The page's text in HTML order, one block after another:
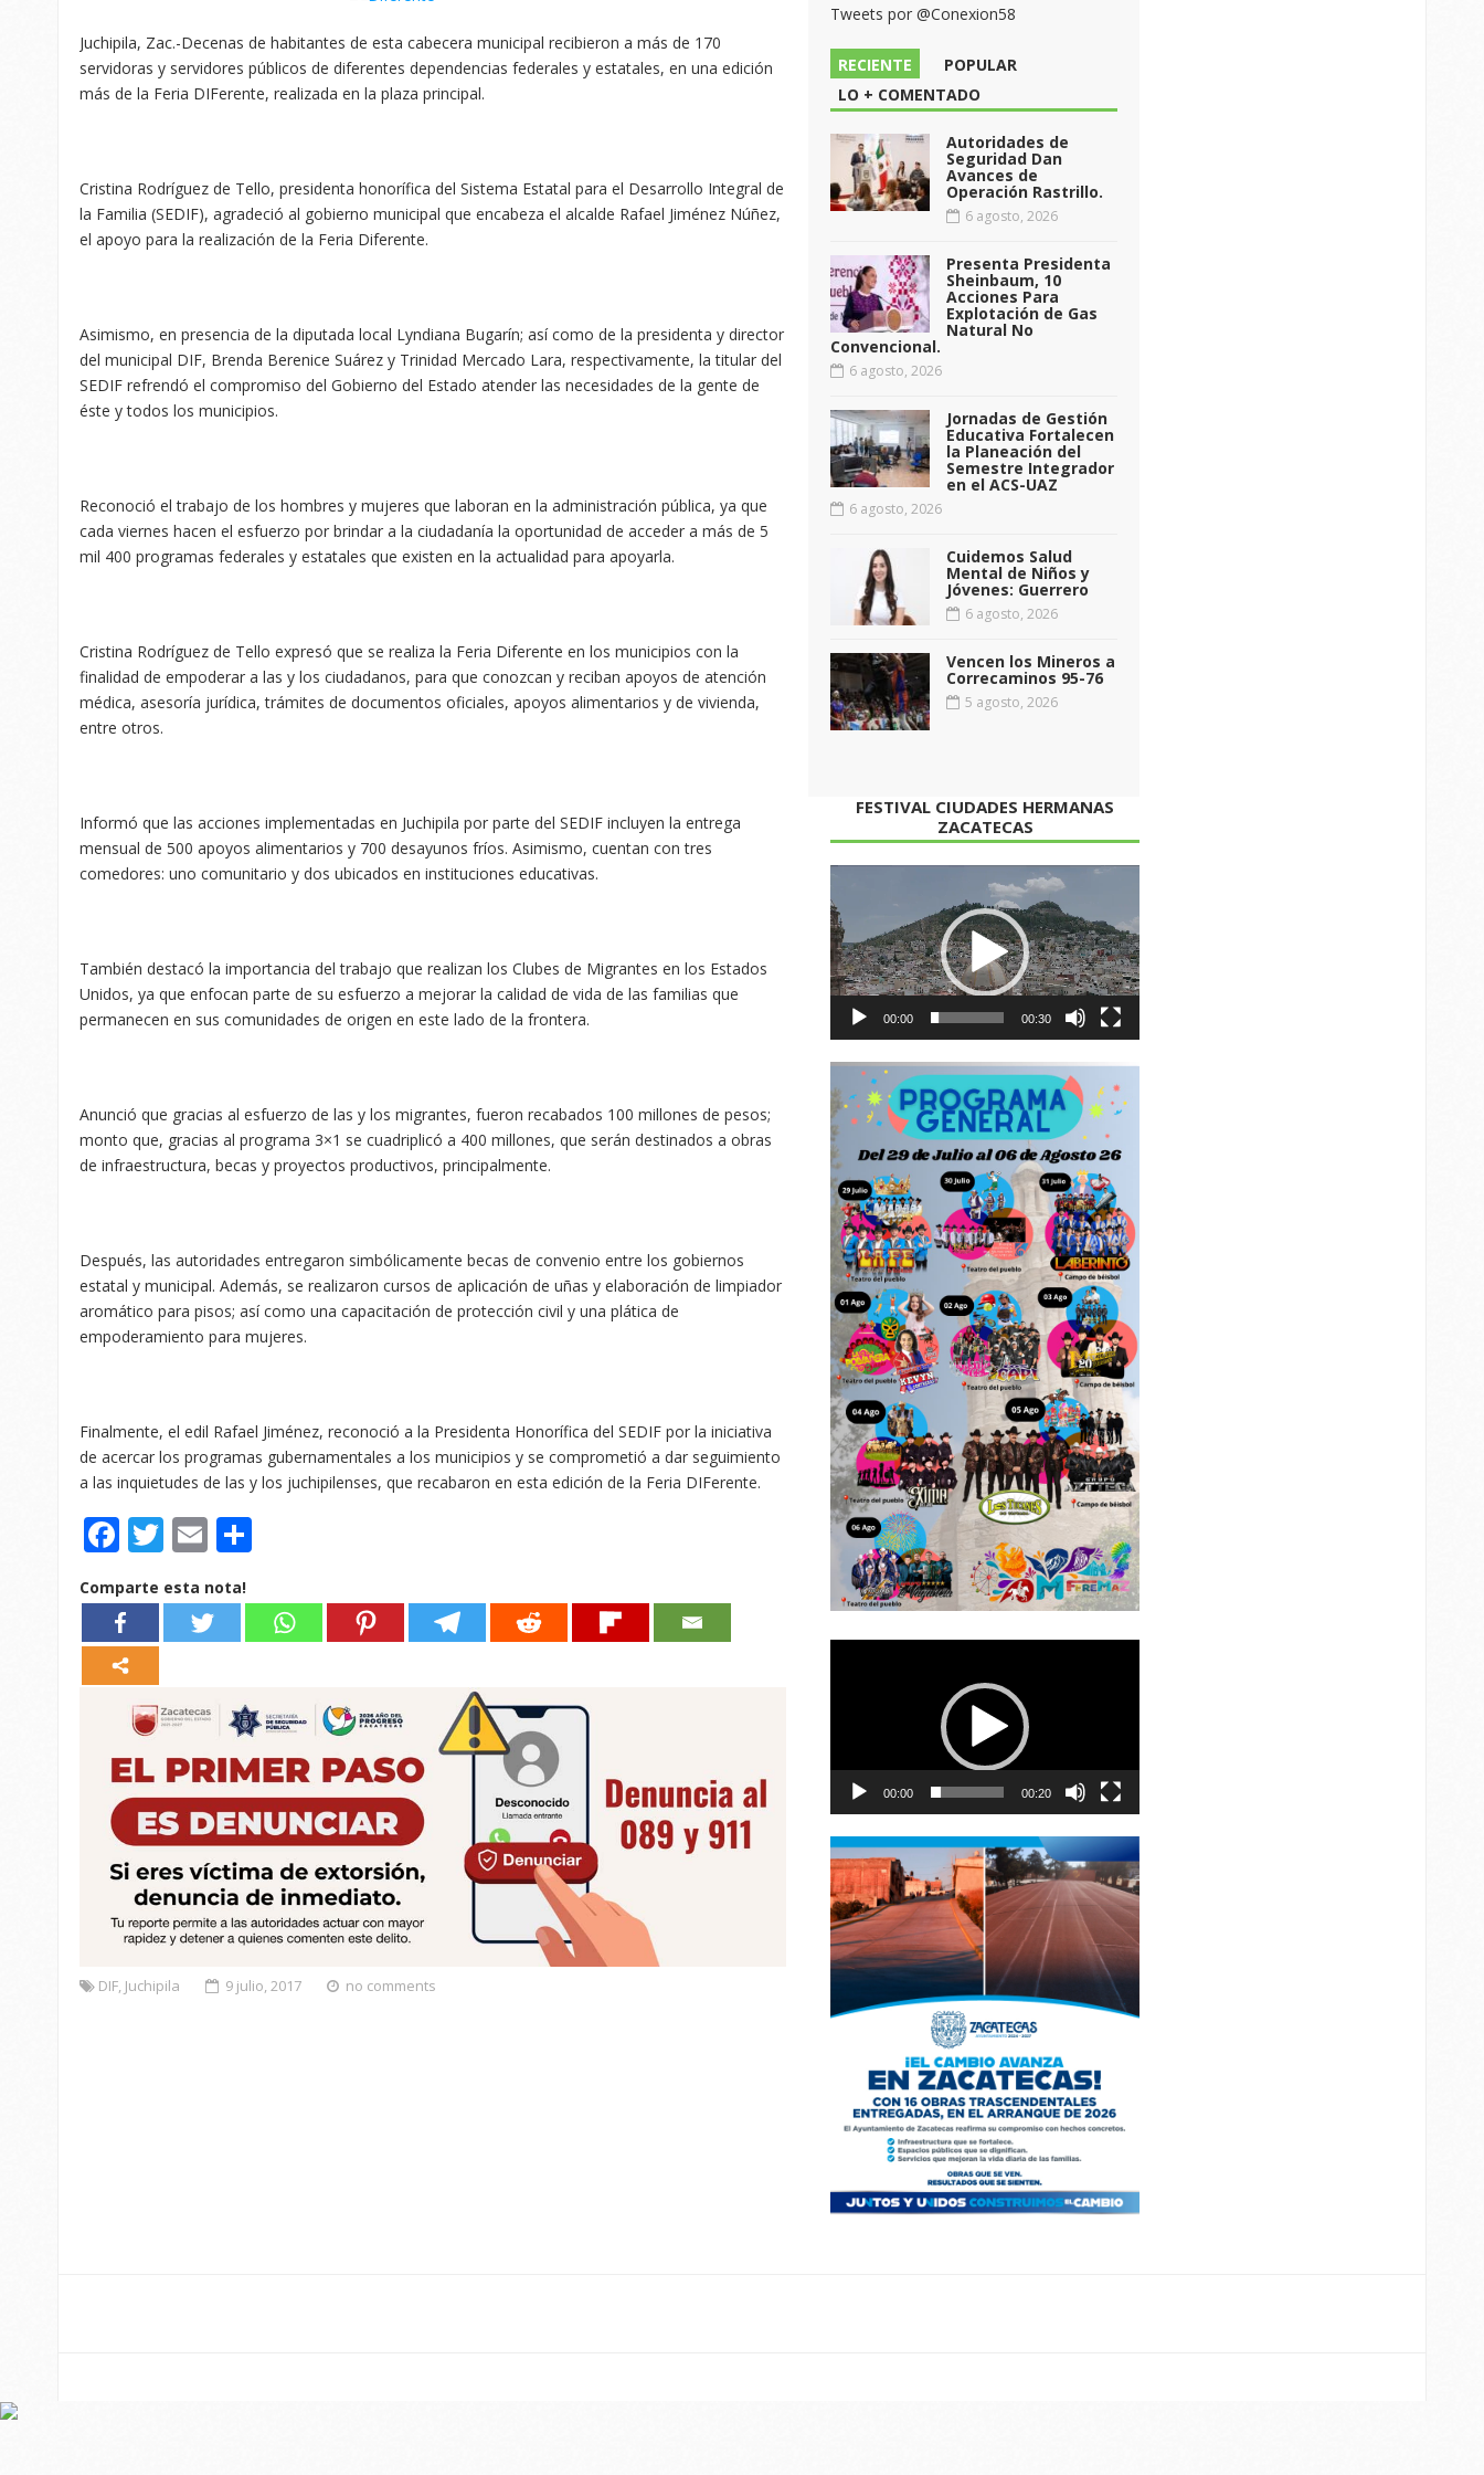
Juchipila, Zac.-Decenas de habitantes de esta cabecera municipal recibieron a más de 170
servidoras y servidores públicos de diferentes dependencias federales y estatales, en una edición
más de la Feria DIFerente, realizada en la plaza principal.
Cristina Rodríguez de Tello, presidenta honorífica del Sistema Estatal para el Desarrollo Integral de
la Familia (SEDIF), agradeció al gobierno municipal que encabeza el alcalde Rafael Jiménez Núñez,
el apoyo para la realización de la Feria Diferente.
Asimismo, en presencia de la diputada local Lyndiana Bugarín; así como de la presidenta y director
del municipal DIF, Brenda Berenice Suárez y Trinidad Mercado Lara, respectivamente, la titular del
SEDIF refrendó el compromiso del Gobierno del Estado atender las necesidades de la gente de
éste y todos los municipios.
Reconoció el trabajo de los hombres y mujeres que laboran en la administración pública, ya que
cada viernes hacen el esfuerzo por brindar a la ciudadanía la oportunidad de acceder a más de 5
mil 400 programas federales y estatales que existen en la actualidad para apoyarla.
Cristina Rodríguez de Tello expresó que se realiza la Feria Diferente en los municipios con la
finalidad de empoderar a las y los ciudadanos, para que conozcan y reciban apoyos de atención
médica, asesoría jurídica, trámites de documentos oficiales, apoyos alimentarios y de vivienda,
entre otros.
Informó que las acciones implementadas en Juchipila por parte del SEDIF incluyen la entrega
mensual de 500 apoyos alimentarios y 700 desayunos fríos. Asimismo, cuentan con tres
comedores: uno comunitario y dos ubicados en instituciones educativas.
También destacó la importancia del trabajo que realizan los Clubes de Migrantes en los Estados
Unidos, ya que enfocan parte de su esfuerzo a mejorar la calidad de vida de las familias que
permanecen en sus comunidades de origen en este lado de la frontera.
Anunció que gracias al esfuerzo de las y los migrantes, fueron recabados 100 millones de pesos;
monto que, gracias al programa 3×1 se cuadriplicó a 400 millones, que serán destinados a obras
de infraestructura, becas y proyectos productivos, principalmente.
Después, las autoridades entregaron simbólicamente becas de convenio entre los gobiernos
estatal y municipal. Además, se realizaron cursos de aplicación de uñas y elaboración de limpiador
aromático para pisos; así como una capacitación de protección civil y una plática de
empoderamiento para mujeres.
Finalmente, el edil Rafael Jiménez, reconoció a la Presidenta Honorífica del SEDIF por la iniciativa
de acercar los programas gubernamentales a los municipios y se comprometió a dar seguimiento
a las inquietudes de las y los juchipilenses, que recabaron en esta edición de la Feria DIFerente.
Facebook
Twitter
Email
Comparte esta nota!
DIF, Juchipila 9 julio, 2017 no comments
Tweets por @Conexion58
RECIENTE
POPULAR
LO + COMENTADO
Autoridades de
Seguridad Dan
Avances de
Operación Rastrillo.
6 agosto, 2026
Presenta Presidenta
Sheinbaum, 10
Acciones Para
Explotación de Gas
Natural No
Convencional.
6 agosto, 2026
Jornadas de Gestión
Educativa Fortalecen
la Planeación del
Semestre Integrador
en el ACS-UAZ
6 agosto, 2026
Cuidemos Salud
Mental de Niños y
Jóvenes: Guerrero
6 agosto, 2026
Vencen los Mineros a
Correcaminos 95-76
5 agosto, 2026
FESTIVAL CIUDADES HERMANAS
ZACATECAS
de
vídeo
00:00 00:30
00:00 00:20